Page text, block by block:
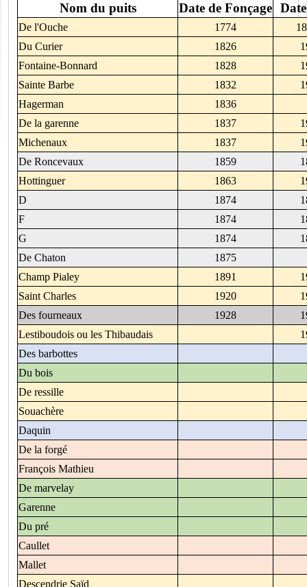
Nom du puits Date de Fonçage
De l'Ouche 1774
Du Curier
1826
Fontaine-Bonnard
1828
Sainte Barbe
1832
Hagerman
1836
De la garenne
1837
Michenaux
1837
De Roncevaux
1859
Hottinguer
1863
D
1874
F
1874
G
1874
De Chaton
1875
Champ Pialey
1891
Saint Charles
1920
Des fourneaux
1928
Lestiboudois ou les Thibaudais
Des barbottes
Du bois
De ressille
Souachère
Daquin
De la forgé
François Mathieu
De marvelay
Garenne
Du pré
Caullet
Mallet
Descendrie Saïd